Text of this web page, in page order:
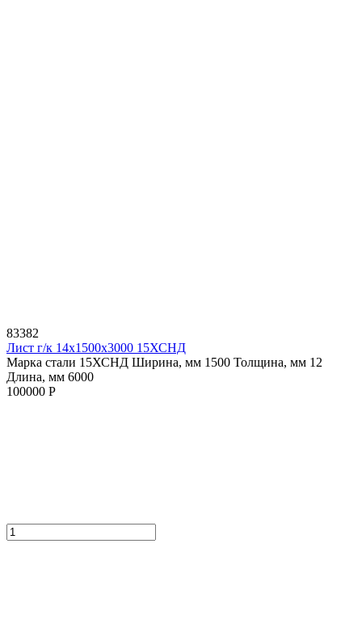
83382
Лист г/к 14х1500х3000 15ХСНД
Марка стали 15ХСНД Ширина, мм 1500 Толщина, мм 12
Длина, мм 6000
100000 Р